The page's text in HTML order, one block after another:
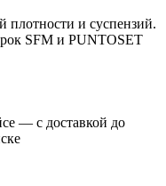
плотности и суспензий.
SFM и PUNTOSET
— с доставкой до